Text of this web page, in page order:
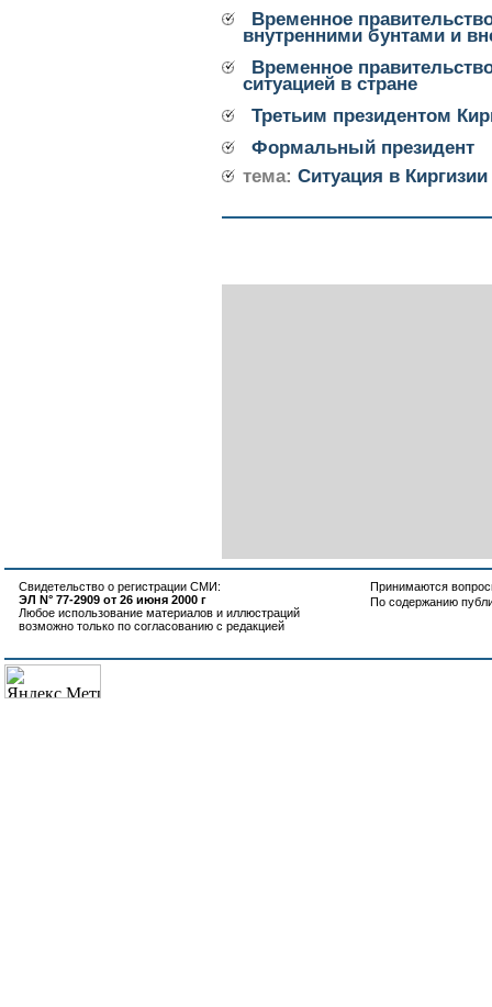
Временное
внутренними бунтами и
Временное
ситуацией в стране
Третьим президентом
Формальный президент
тема: Cитуация в Киргизии
Свидетельство о регистрации СМИ:
ЭЛ N° 77-2909 от 26 июня 2000 г
Любое использование материалов и иллюстраций
возможно только по согласованию с редакцией
Принимаются
По содержанию